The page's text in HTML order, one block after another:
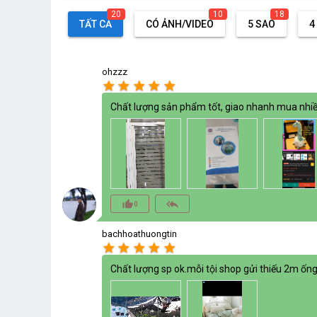
TẤT CẢ
20
CÓ ẢNH/VIDEO
10
5 SAO
18
4
ohzzz
star star star star star
Chất lượng sản phẩm tốt, giao nhanh mua
thumb_up_alt0 reply_all
bachhoathuongtin
star star star star star
Chất lượng sp ok.mỗi tội shop gửi thiếu 2m